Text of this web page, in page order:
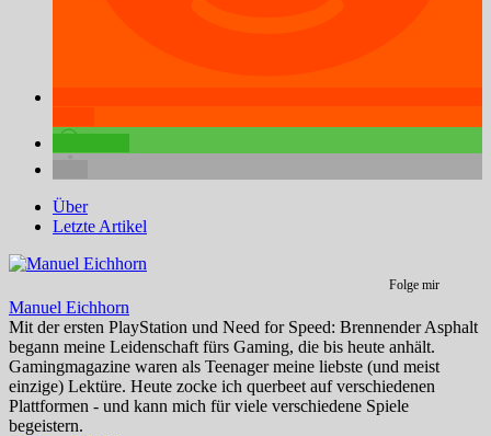
Über
Letzte Artikel
Folge mir
Manuel Eichhorn
Mit der ersten PlayStation und Need for Speed: Brennender Asphalt
begann meine Leidenschaft fürs Gaming, die bis heute anhält.
Gamingmagazine waren als Teenager meine liebste (und meist
einzige) Lektüre. Heute zocke ich querbeet auf verschiedenen
Plattformen - und kann mich für viele verschiedene Spiele
begeistern.